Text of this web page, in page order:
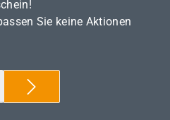
Sie keine Aktionen